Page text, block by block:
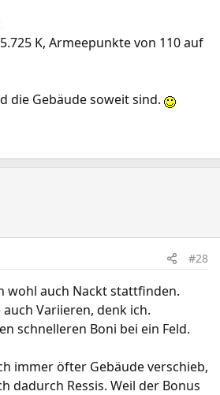
K, Armeepunkte von 110 auf
die Gebäude soweit sind.
#28
wohl auch Nackt stattfinden.
Variieren, denk ich.
schnelleren Boni bei ein Feld.
immer öfter Gebäude verschieb,
dadurch Ressis. Weil der Bonus